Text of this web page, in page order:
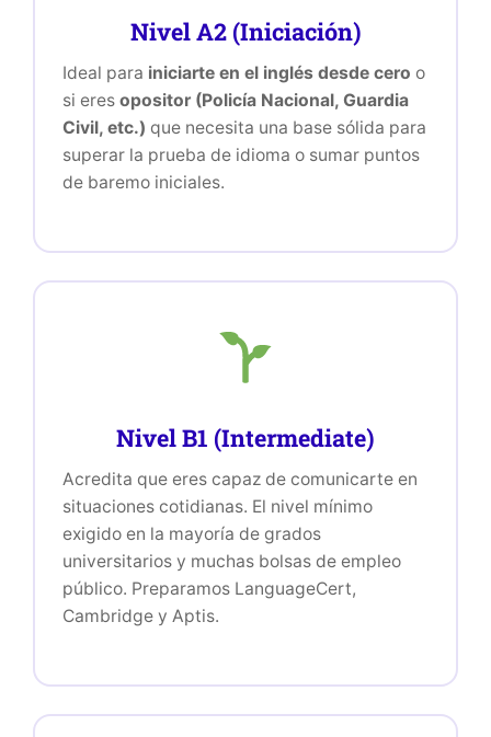
Nivel A2 (Iniciación)
Ideal para iniciarte en el inglés desde cero o
si eres opositor (Policía Nacional, Guardia
Civil, etc.) que necesita una base sólida para
superar la prueba de idioma o sumar puntos
de baremo iniciales.
Nivel B1 (Intermediate)
Acredita que eres capaz de comunicarte en
situaciones cotidianas. El nivel mínimo
exigido en la mayoría de grados
universitarios y muchas bolsas de empleo
público. Preparamos LanguageCert,
Cambridge y Aptis.